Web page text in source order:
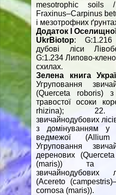
mesotrophic soils
Fraxinus–Carpinus
і мезотрофних
Додаток І
UkrBiotop: G:1.216
дубові ліси
G:1.234 Липово-
схилах.
Зелена книга
Угруповання
(Quercetа roboris)
травостої осоки
rhizina); 22.
звичайнодубових
з домінуванням у
ведмежої
Угруповання
деренових
(maris)) та
звичайнодубових
(Acereto
cornosа (maris)).